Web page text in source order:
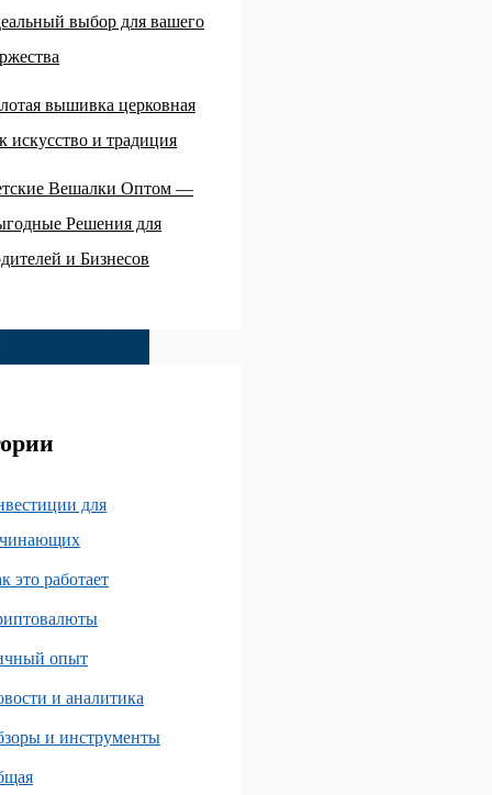
выбор для вашего
вышивка церковная
искусство и традиция
Вешалки Оптом —
Решения для
и Бизнесов
для
это работает
опыт
и аналитика
и инструменты